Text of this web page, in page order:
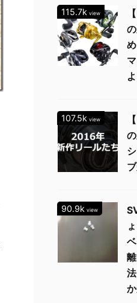
115.7k view
107.5k view
90.9k view